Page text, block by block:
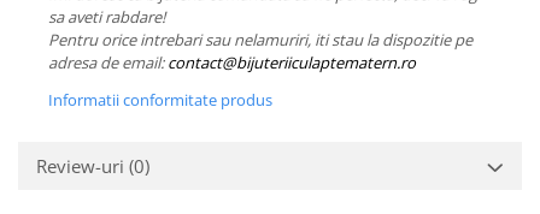
sa aveti rabdare!
Pentru orice intrebari sau nelamuriri, iti stau la dispozitie pe
adresa de email:contact@bijuteriiculaptematern.ro
Informatii conformitate produs
Review-uri (0)